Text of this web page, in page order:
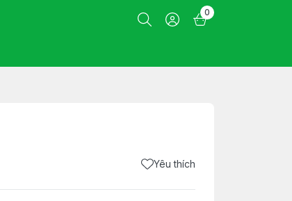
0
Yêu thích